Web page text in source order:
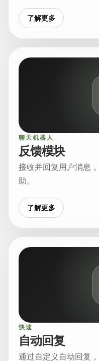
了解更多
聊天机器人
反馈模块
接收并回复用户消息
助。
了解更多
快速
自动回复
通过自定义自动回复